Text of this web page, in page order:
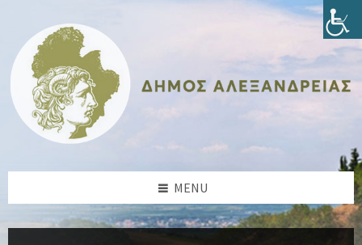
content
sidebar
sidebar
footer
MENU